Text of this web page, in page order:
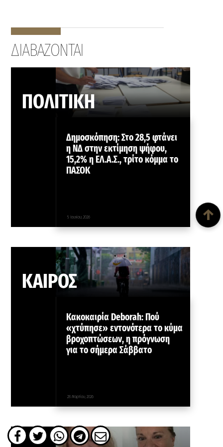
ΔΙΑΒΑΖΟΝΤΑΙ
ΠΟΛΙΤΙΚΗ
Δημοσκόπηση: Στο 28,5 φτάνει
η ΝΔ στην εκτίμηση ψήφου,
15,2% η ΕΛ.Α.Σ., τρίτο κόμμα το
ΠΑΣΟΚ
5 Ιουνίου, 2026
ΚΑΙΡΟΣ
Κακοκαιρία Deborah: Πού
«χτύπησε» εντονότερα το κύμα
βροχοπτώσεων, η πρόγνωση
για το σήμερα Σάββατο
28 Μαρτίου, 2026
↑